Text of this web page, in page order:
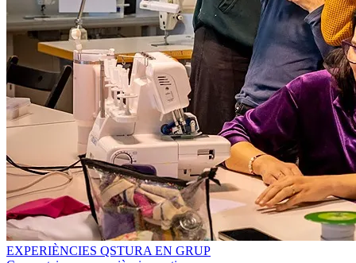
EXPERIÈNCIES QSTURA EN GRUP